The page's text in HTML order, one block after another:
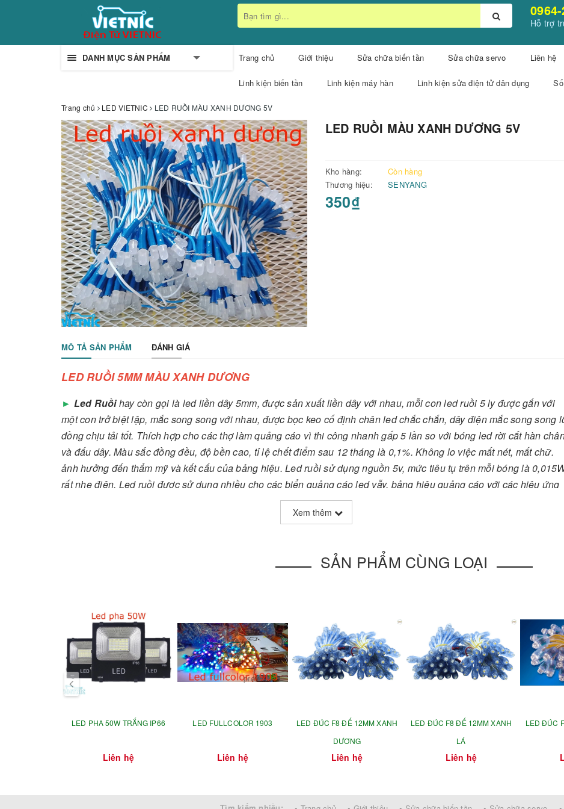
Hỗ trợ
DANH MỤC SẢN PHẨM Trang chủ Giới thiệu Sửa chữa biến tần Sửa chữa servo Liên hệ
Linh kiện biến tần Linh kiện máy hàn Linh kiện sửa điện tử dân dụng
Trang chủ LED VIETNIC LED RUỒI MÀU XANH DƯƠNG 5V
LED RUỒI MÀU XANH DƯƠNG 5V
Kho hàng:
Còn hàng
Thương hiệu:
SENYANG
350₫
MÔ TẢ SẢN PHẨM ĐÁNH GIÁ
LED RUỒI 5MM MÀU XANH DƯƠNG
► Led Ruồihay còn gọi là led liền dây 5mm, được sản xuất liền dây với nhau, mỗi con led ruồi 5 ly được gắn với
một con trở biệt lập, mắc song song với nhau, được bọc keo cố định chân led chắc chắn, dây điện mắc song song
đồng chịu tải tốt. Thích hợp cho các thợ làm quảng cáo vì thi công nhanh gấp 5 lần so với bóng led rời cắt hàn
và đấu dây. Màu sắc đồng đều, độ bền cao, tỉ lệ chết điểm sau 12 tháng là 0,1%. Không lo việc mất nét, mất chữ.
ảnh hưởng đến thẩm mỹ và kết cấu của bảng hiệu. Led ruồi sử dụng nguồn 5v, mức tiêu tụ trên mỗi bóng là
rất nhẹ điện. Led ruồi được sử dụng nhiều cho các biển quảng cáo led vẫy, bảng hiệu quảng cáo với các hiệu ứng
lập trình dễ dàng thông qua mạch nháy như chớp tắt, chạy viền, hiệu ứng đuổi nối đuôi, hiệu ứng sao băng, sáng
dần, tắt dần, dùng để quấn cây cảnh, trang trí trong nhà, lắp thả sân vườn....
Xem thêm
SẢN PHẨM CÙNG LOẠI
LED PHA 50W TRẮNG IP66
Liên hệ
LED FULLCOLOR 1903
Liên hệ
LED ĐÚC F8 ĐẾ 12MM XANH
DƯƠNG
Liên hệ
LED ĐÚC F8 ĐẾ 12MM XANH
LÁ
Liên hệ
LED ĐÚC
prev